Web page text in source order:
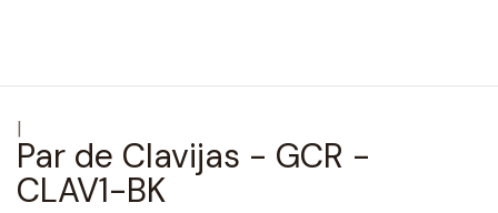
|
Par de Clavijas - GCR -
CLAV1-BK